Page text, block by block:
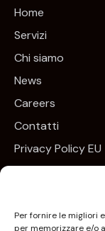
Per fornire le migliori
per memorizzare e/o
Home
Servizi
Chi siamo
News
Careers
Contatti
Privacy Policy EU